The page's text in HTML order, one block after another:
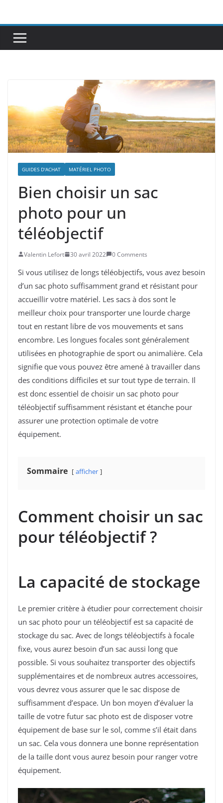
contenu
GUIDES D'ACHAT MATÉRIEL PHOTO
Bien choisir un sac
photo pour un
téléobjectif
Valentin Lefort 30 avril 2022 0 Comments
Si vous utilisez de longs téléobjectifs, vous avez besoin
d’un sac photo suffisamment grand et résistant pour
accueillir votre matériel. Les sacs à dos sont le
meilleur choix pour transporter une lourde charge
tout en restant libre de vos mouvements et sans
encombre. Les longues focales sont généralement
utilisées en photographie de sport ou animalière. Cela
signifie que vous pouvez être amené à travailler dans
des conditions difficiles et sur tout type de terrain. Il
est donc essentiel de choisir un sac photo pour
téléobjectif suffisamment résistant et étanche pour
assurer une protection optimale de votre
équipement.
Sommaire afficher
Comment choisir un sac
pour téléobjectif ?
La capacité de stockage
Le premier critère à étudier pour correctement choisir
un sac photo pour un téléobjectif est sa capacité de
stockage du sac. Avec de longs téléobjectifs à focale
fixe, vous aurez besoin d’un sac aussi long que
possible. Si vous souhaitez transporter des objectifs
supplémentaires et de nombreux autres accessoires,
vous devrez vous assurer que le sac dispose de
suffisamment d’espace. Un bon moyen d’évaluer la
taille de votre futur sac photo est de disposer votre
équipement de base sur le sol, comme s’il était dans
un sac. Cela vous donnera une bonne représentation
de la taille dont vous aurez besoin pour ranger votre
équipement.